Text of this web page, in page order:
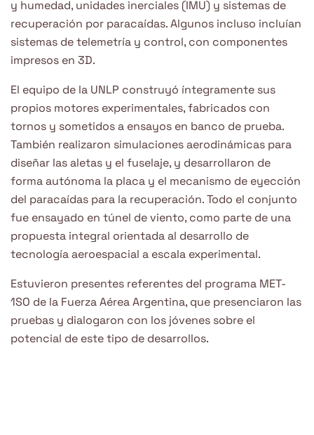
y humedad, unidades inerciales (IMU) y sistemas de
recuperación por paracaídas. Algunos incluso incluían
sistemas de telemetría y control, con componentes
impresos en 3D.
El equipo de la UNLP construyó íntegramente sus
propios motores experimentales, fabricados con
tornos y sometidos a ensayos en banco de prueba.
También realizaron simulaciones aerodinámicas para
diseñar las aletas y el fuselaje, y desarrollaron de
forma autónoma la placa y el mecanismo de eyección
del paracaídas para la recuperación. Todo el conjunto
fue ensayado en túnel de viento, como parte de una
propuesta integral orientada al desarrollo de
tecnología aeroespacial a escala experimental.
Estuvieron presentes referentes del programa MET-
1SO de la Fuerza Aérea Argentina, que presenciaron las
pruebas y dialogaron con los jóvenes sobre el
potencial de este tipo de desarrollos.